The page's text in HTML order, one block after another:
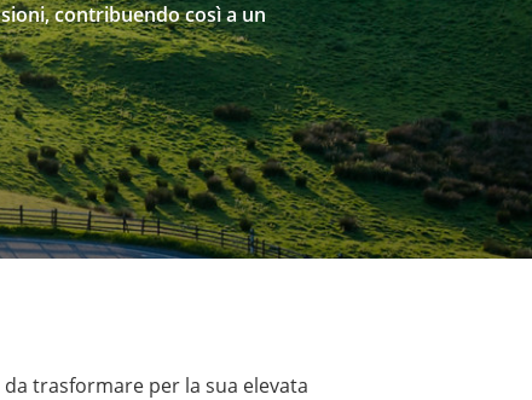
contribuendo così a un
trasformare per la sua elevata